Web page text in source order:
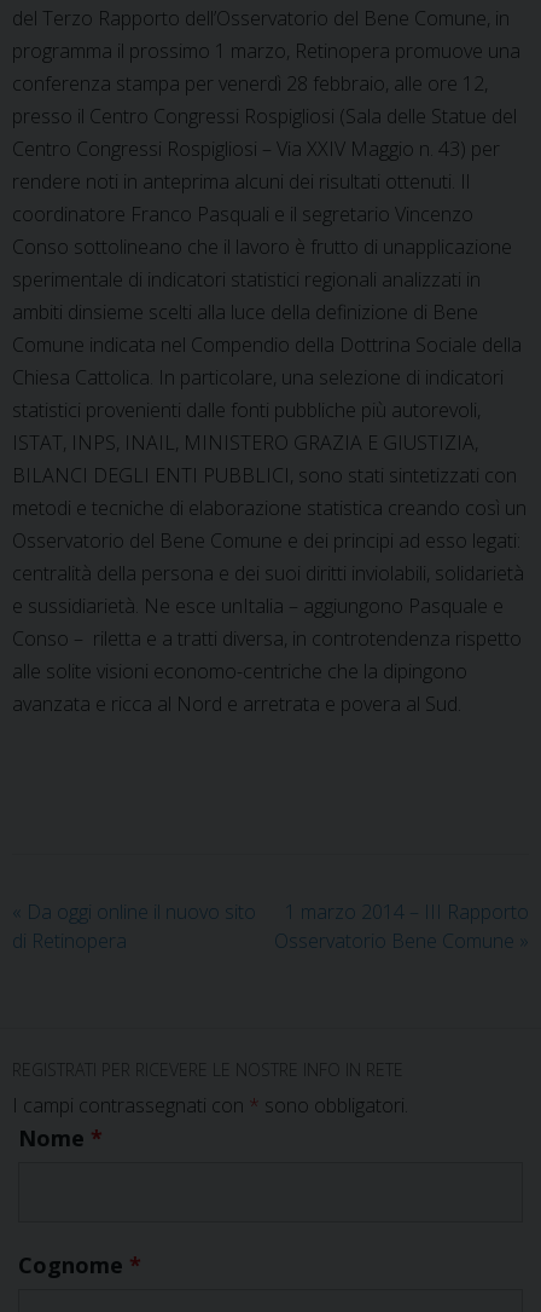
del Terzo Rapporto dell’Osservatorio del Bene Comune, in
programma il prossimo 1 marzo, Retinopera promuove una
conferenza stampa per venerdì 28 febbraio, alle ore 12,
presso il Centro Congressi Rospigliosi (Sala delle Statue del
Centro Congressi Rospigliosi – Via XXIV Maggio n. 43) per
rendere noti in anteprima alcuni dei risultati ottenuti. Il
coordinatore Franco Pasquali e il segretario Vincenzo
Conso sottolineano che il lavoro è frutto di unapplicazione
sperimentale di indicatori statistici regionali analizzati in
ambiti dinsieme scelti alla luce della definizione di Bene
Comune indicata nel Compendio della Dottrina Sociale della
Chiesa Cattolica. In particolare, una selezione di indicatori
statistici provenienti dalle fonti pubbliche più autorevoli,
ISTAT, INPS, INAIL, MINISTERO GRAZIA E GIUSTIZIA,
BILANCI DEGLI ENTI PUBBLICI, sono stati sintetizzati con
metodi e tecniche di elaborazione statistica creando così un
Osservatorio del Bene Comune e dei principi ad esso legati:
centralità della persona e dei suoi diritti inviolabili, solidarietà
e sussidiarietà. Ne esce unItalia – aggiungono Pasquale e
Conso – riletta e a tratti diversa, in controtendenza rispetto
alle solite visioni economo-centriche che la dipingono
avanzata e ricca al Nord e arretrata e povera al Sud.
« Da oggi online il nuovo sito
di Retinopera
1 marzo 2014 – III Rapporto
Osservatorio Bene Comune »
REGISTRATI PER RICEVERE LE NOSTRE INFO IN RETE
I campi contrassegnati con * sono obbligatori.
Nome *
Cognome *